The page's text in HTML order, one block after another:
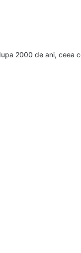
2000 de ani, ceea